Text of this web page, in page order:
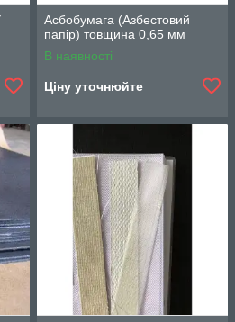
Асбобумага (Азбестовий
папір) товщина 0,65 мм
В наявності
Ціну уточнюйте